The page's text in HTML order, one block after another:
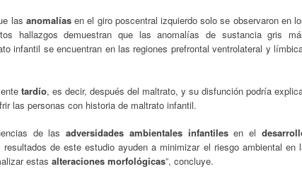
las anomalíasen el giro poscentral izquierdo solo se observaron en
hallazgos demuestran que las anomalías de sustancia gris
infantil se encuentran en las regiones prefrontal ventrolateral y
tardío, es decir, después del maltrato, y su disfunción podría
las personas con historia de maltrato infantil.
de lasadversidades ambientales infantilesen el
resultados de este estudio ayuden a minimizar el riesgo ambiental en
estas alteraciones morfológicas”, concluye.